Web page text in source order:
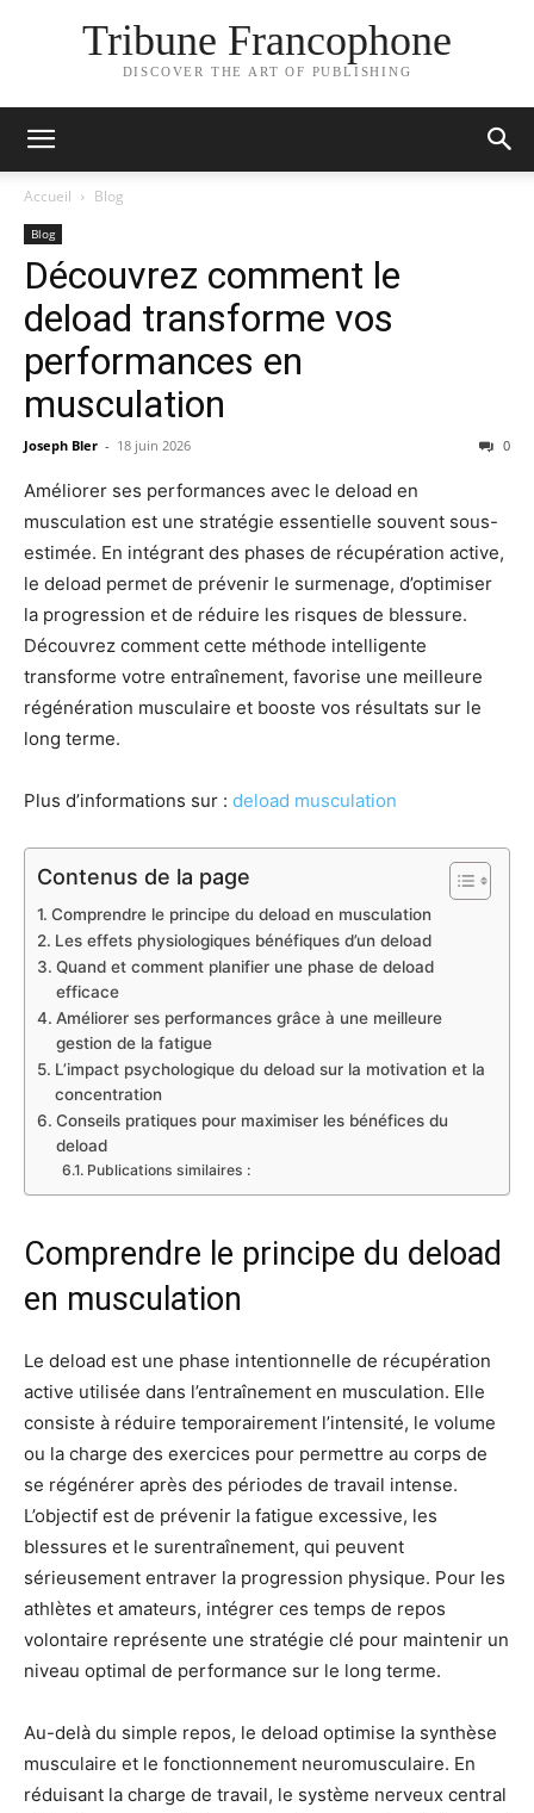
Tribune Francophone
DISCOVER THE ART OF PUBLISHING
Accueil Blog
Blog
Découvrez comment le
deload transforme vos
performances en
musculation
Joseph Bler - 18 juin 2026 0
Améliorer ses performances avec le deload en
musculation est une stratégie essentielle souvent sous-
estimée. En intégrant des phases de récupération active,
le deload permet de prévenir le surmenage, d’optimiser
la progression et de réduire les risques de blessure.
Découvrez comment cette méthode intelligente
transforme votre entraînement, favorise une meilleure
régénération musculaire et booste vos résultats sur le
long terme.
Plus d’informations sur : deload musculation
Contenus de la page
Comprendre le principe du deload en musculation
Les effets physiologiques bénéfiques d’un deload
Quand et comment planifier une phase de deload
efficace
Améliorer ses performances grâce à une meilleure
gestion de la fatigue
L’impact psychologique du deload sur la motivation et la
concentration
Conseils pratiques pour maximiser les bénéfices du
deload
Publications similaires :
Comprendre le principe du deload
en musculation
Le deload est une phase intentionnelle de récupération
active utilisée dans l’entraînement en musculation. Elle
consiste à réduire temporairement l’intensité, le volume
ou la charge des exercices pour permettre au corps de
se régénérer après des périodes de travail intense.
L’objectif est de prévenir la fatigue excessive, les
blessures et le surentraînement, qui peuvent
sérieusement entraver la progression physique. Pour les
athlètes et amateurs, intégrer ces temps de repos
volontaire représente une stratégie clé pour maintenir un
niveau optimal de performance sur le long terme.
Au-delà du simple repos, le deload optimise la synthèse
musculaire et le fonctionnement neuromusculaire. En
réduisant la charge de travail, le système nerveux central